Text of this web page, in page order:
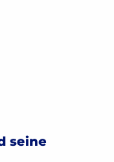
seine